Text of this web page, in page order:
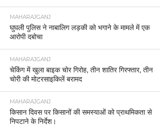
MAHARAJGANJ
घुघली पुलिस ने नाबालिग लड़की को भगाने के मामले में एक
आरोपी दबोचा
MAHARAJGANJ
चेकिंग में खुला बाइक चोर गिरोह, तीन शातिर गिरफ्तार, तीन
चोरी की मोटरसाइकिलें बरामद
MAHARAJGANJ
किसान दिवस पर किसानों की समस्याओं को प्राथमिकता से
निपटाने के निर्देश।